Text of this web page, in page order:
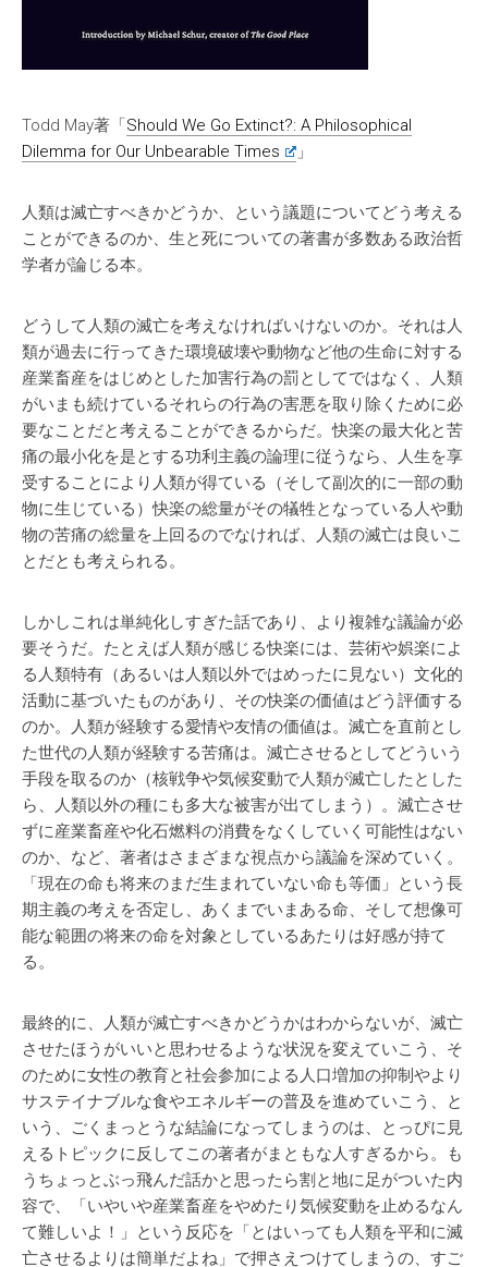
Todd May著「Should We Go Extinct?: A Philosophical
Dilemma for Our Unbearable Times
」
人類は滅亡すべきかどうか、という議題についてどう考える
ことができるのか、生と死についての著書が多数ある政治哲
学者が論じる本。
どうして人類の滅亡を考えなければいけないのか。それは人
類が過去に行ってきた環境破壊や動物など他の生命に対する
産業畜産をはじめとした加害行為の罰としてではなく、人類
がいまも続けているそれらの行為の害悪を取り除くために必
要なことだと考えることができるからだ。快楽の最大化と苦
痛の最小化を是とする功利主義の論理に従うなら、人生を享
受することにより人類が得ている（そして副次的に一部の動
物に生じている）快楽の総量がその犠牲となっている人や動
物の苦痛の総量を上回るのでなければ、人類の滅亡は良いこ
とだとも考えられる。
しかしこれは単純化しすぎた話であり、より複雑な議論が必
要そうだ。たとえば人類が感じる快楽には、芸術や娯楽によ
る人類特有（あるいは人類以外ではめったに見ない）文化的
活動に基づいたものがあり、その快楽の価値はどう評価する
のか。人類が経験する愛情や友情の価値は。滅亡を直前とし
た世代の人類が経験する苦痛は。滅亡させるとしてどういう
手段を取るのか（核戦争や気候変動で人類が滅亡したとした
ら、人類以外の種にも多大な被害が出てしまう）。滅亡させ
ずに産業畜産や化石燃料の消費をなくしていく可能性はない
のか、など、著者はさまざまな視点から議論を深めていく。
「現在の命も将来のまだ生まれていない命も等価」という長
期主義の考えを否定し、あくまでいまある命、そして想像可
能な範囲の将来の命を対象としているあたりは好感が持て
る。
最終的に、人類が滅亡すべきかどうかはわからないが、滅亡
させたほうがいいと思わせるような状況を変えていこう、そ
のために女性の教育と社会参加による人口増加の抑制やより
サステイナブルな食やエネルギーの普及を進めていこう、と
いう、ごくまっとうな結論になってしまうのは、とっぴに見
えるトピックに反してこの著者がまともな人すぎるから。も
うちょっとぶっ飛んだ話かと思ったら割と地に足がついた内
容で、「いやいや産業畜産をやめたり気候変動を止めるなん
て難しいよ！」という反応を「とはいっても人類を平和に滅
亡させるよりは簡単だよね」で押さえつけてしまうの、すご